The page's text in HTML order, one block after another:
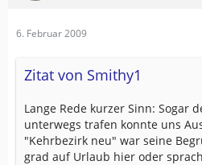
6. Februar 2009
Zitat von Smithy1
Lange Rede kurzer Sinn: Sogar
unterwegs trafen konnte uns
"Kehrbezirk neu" war seine
grad auf Urlaub hier oder